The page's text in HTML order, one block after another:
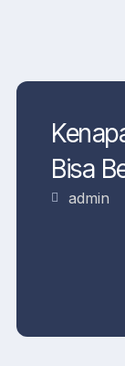
Bisa
admin